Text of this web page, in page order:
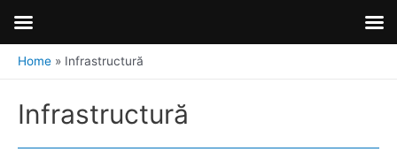
Home Infrastructură
Infrastructură